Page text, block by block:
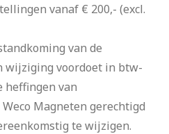
vanaf € 200,- (excl.
van de
wijziging voordoet in btw-
heffingen van
Magneten gerechtigd
te wijzigen.